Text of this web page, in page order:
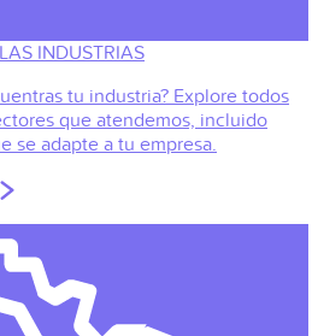
INDUSTRIAS
tu industria? Explore todos
que atendemos, incluido
se adapte a tu empresa.